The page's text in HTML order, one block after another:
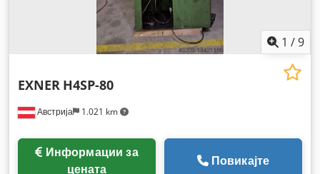
1 /9
Австрија 1.021 km
EXNER H4SP-80
цената
Повикајте